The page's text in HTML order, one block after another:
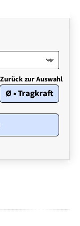
Ø • Tragkraft